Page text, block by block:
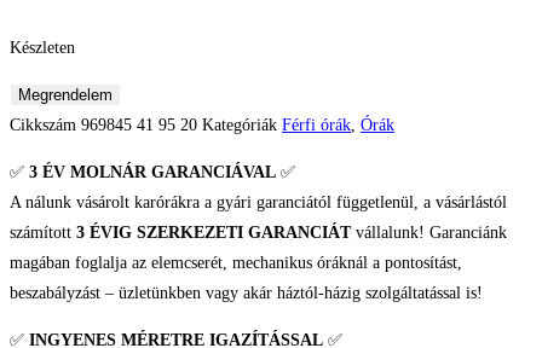
Készleten
Roamer
Pro
200
mennyiség
Megrendelem
Cikkszám 969845 41 95 20 Kategóriák Férfi órák, Órák
✅ 3 ÉV MOLNÁR GARANCIÁVAL ✅
A nálunk vásárolt karórákra a gyári garanciától függetlenül, a vásárlástól
számított 3 ÉVIG SZERKEZETI GARANCIÁTvállalunk! Garanciánk
magában foglalja az elemcserét, mechanikus óráknál a pontosítást,
beszabályzást – üzletünkben vagy akár háztól-házig szolgáltatással is!
✅ INGYENES MÉRETRE IGAZÍTÁSSAL ✅